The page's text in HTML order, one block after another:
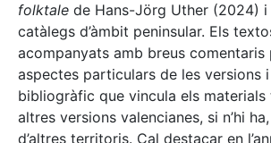
folktale de Hans-Jörg Uther (2024)
catàlegs d’àmbit peninsular. Els
acompanyats amb breus comentaris
aspectes particulars de les versions
bibliogràfic que vincula els materials
altres versions valencianes, si n’hi
d’altres territoris. Cal destacar en